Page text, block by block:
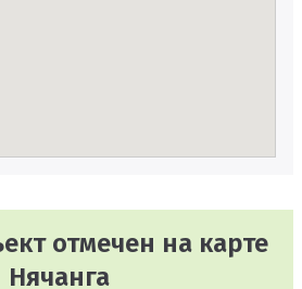
отмечен на карте
Нячанга